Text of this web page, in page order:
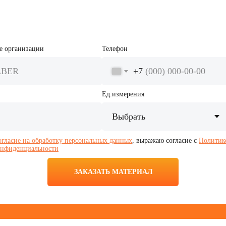
организации Телефон
+7
Ед.измерения
на обработку персональных данных , выражаю согласие с
ЗАКАЗАТЬ МАТЕРИАЛ